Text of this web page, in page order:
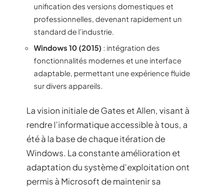
unification des versions domestiques et
professionnelles, devenant rapidement un
standard de l’industrie.
Windows 10 (2015) : intégration des
fonctionnalités modernes et une interface
adaptable, permettant une expérience fluide
sur divers appareils.
La vision initiale de Gates et Allen, visant à
rendre l’informatique accessible à tous, a
été à la base de chaque itération de
Windows. La constante amélioration et
adaptation du système d’exploitation ont
permis à Microsoft de maintenir sa